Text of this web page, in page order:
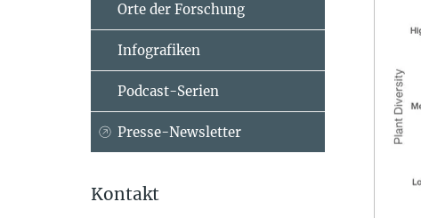
Orte der Forschung
Infografiken
Podcast-Serien
Presse-Newsletter
Kontakt